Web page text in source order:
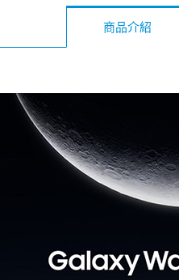
商品介紹